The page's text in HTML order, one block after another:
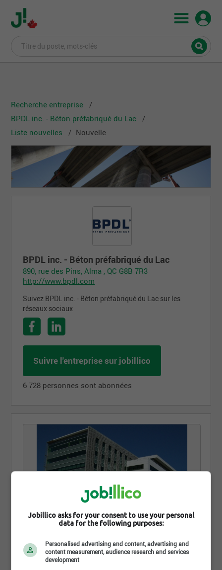
Recherche entreprise
BPDL inc. - Béton préfabriqué du Lac
Liste nouvelles
Nouvelle
BPDL inc. - Béton préfabriqué du Lac
890, rue des Pins, Alma , QC G8B 7R3
http://www.bpdl.com
Suivez BPDL inc. - Béton préfabriqué du Lac sur les
réseaux sociaux
Suivre l'entreprise sur jobillico
6 728 personnes sont abonnées
1 novembre 2012
Prix de design PCI 2012
Jobillico asks for your consent to use your personal
data for the following purposes:
Personalised advertising and content, advertising and
content measurement, audience research and services
development